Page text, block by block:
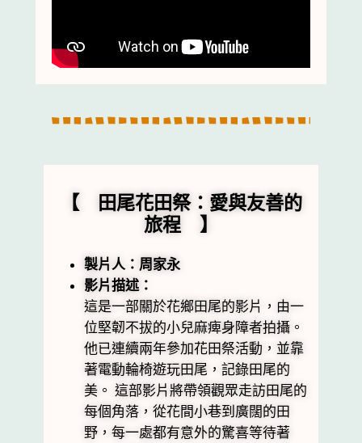
【 田尾花田祭：愛與友善的
旅程 】
製片人：周家永
影片描述：
這是一部關於花鄉田尾的影片，由一
位堅韌不拔的小兒麻痺身障者拍攝。
他已連續兩年參加花田祭活動，並靠
著電動輪椅遊玩田尾，記錄田尾的
美。 這部影片將帶領觀眾走訪田尾的
每個角落，從花間小巷到廣闊的田
野，每一處都有意外的驚喜等待著